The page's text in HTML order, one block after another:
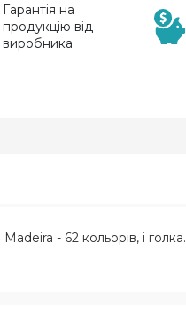
Гарантія на
продукцію від
виробника
- 62 кольорів, і голка.